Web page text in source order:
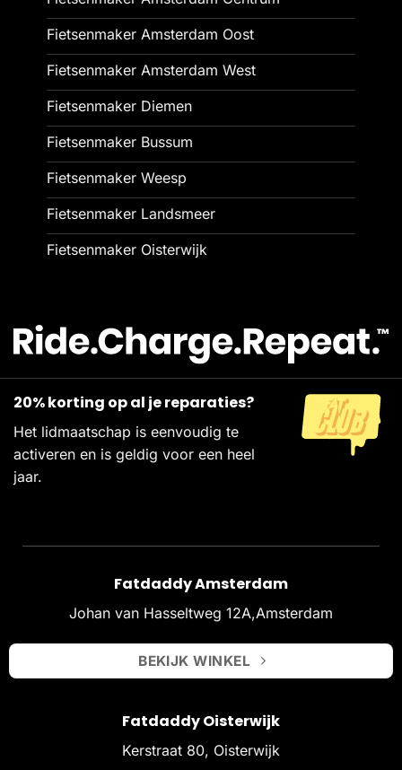
Fietsenmaker Amsterdam Oost
Fietsenmaker Amsterdam West
Fietsenmaker Diemen
Fietsenmaker Bussum
Fietsenmaker Weesp
Fietsenmaker Landsmeer
Fietsenmaker Oisterwijk
20% korting op al je reparaties?
Het lidmaatschap is eenvoudig te
activeren en is geldig voor een heel
jaar.
Fatdaddy Amsterdam
Johan van Hasseltweg 12A,Amsterdam
BEKIJK WINKEL
Fatdaddy Oisterwijk
Kerstraat 80, Oisterwijk